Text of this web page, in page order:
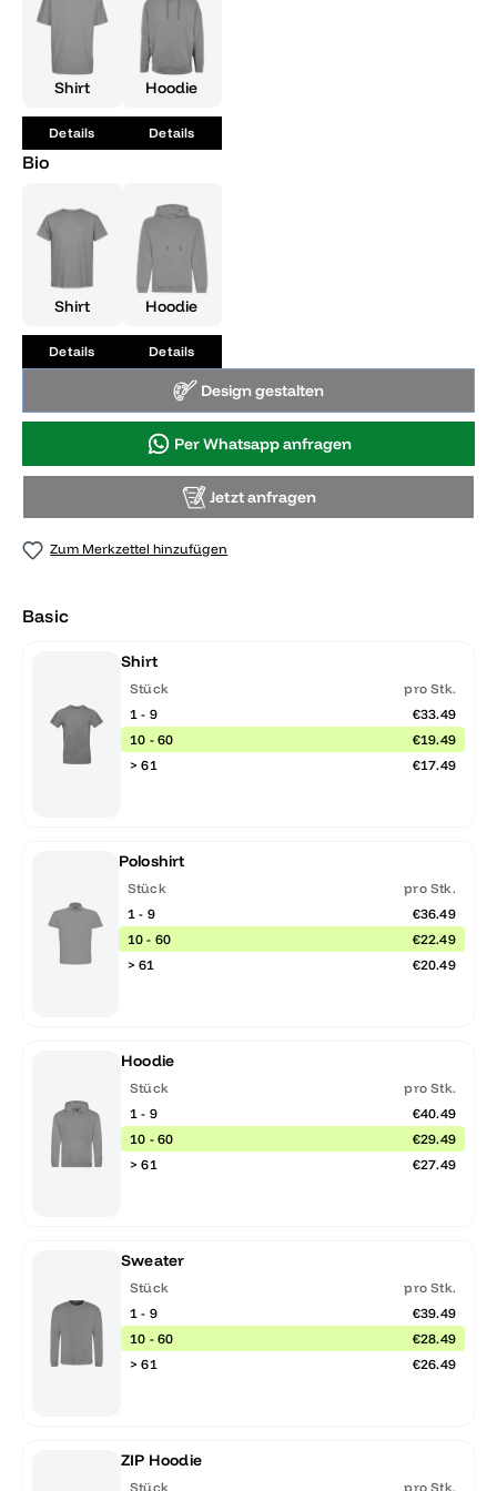
Shirt
Details
Hoodie
Details
Bio
Shirt
Details
Hoodie
Details
Design gestalten
Per Whatsapp anfragen
Jetzt anfragen
Zum Merkzettel hinzufügen
Basic
Shirt
Stück
pro Stk.
1 - 9
€33.49
10 - 60
€19.49
> 61
€17.49
Poloshirt
Stück
pro Stk.
1 - 9
€36.49
10 - 60
€22.49
> 61
€20.49
Hoodie
Stück
pro Stk.
1 - 9
€40.49
10 - 60
€29.49
> 61
€27.49
Sweater
Stück
pro Stk.
1 - 9
€39.49
10 - 60
€28.49
> 61
€26.49
ZIP Hoodie
Stück pro Stk.